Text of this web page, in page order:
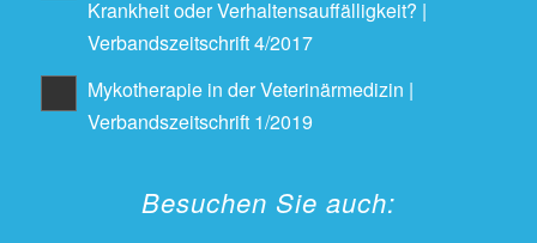
Krankheit oder Verhaltensauffälligkeit? |
Verbandszeitschrift 4/2017
Mykotherapie in der Veterinärmedizin |
Verbandszeitschrift 1/2019
Besuchen Sie auch: